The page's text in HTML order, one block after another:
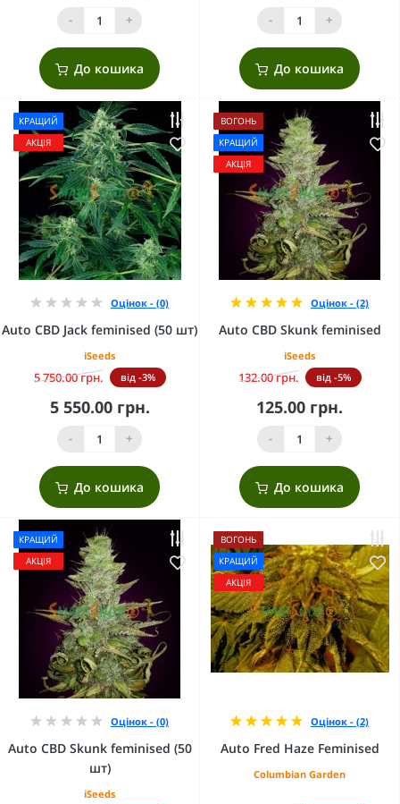
- +
До кошика
- +
До кошика
КРАЩИЙ
АКЦІЯ
Оцінок - (0)
Auto CBD Jack feminised (50 шт)
iSeeds
5 750.00 грн. від -3%
5 550.00 грн.
- +
До кошика
ВОГОНЬ
КРАЩИЙ
АКЦІЯ
Оцінок - (2)
Auto CBD Skunk feminised
iSeeds
132.00 грн. від -5%
125.00 грн.
- +
До кошика
КРАЩИЙ
АКЦІЯ
Оцінок - (0)
Auto CBD Skunk feminised (50
шт)
iSeeds
ВОГОНЬ
КРАЩИЙ
АКЦІЯ
Оцінок - (2)
Auto Fred Haze Feminised
Columbian Garden